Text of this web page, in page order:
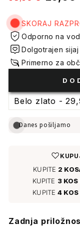
SKORAJ
Odporno na
Dolgotrajen
Primerno za
Danes pošiljamo
♡
KUPITE 2
KUPITE 3 KOS
KUPITE4 KOS
Zadnja